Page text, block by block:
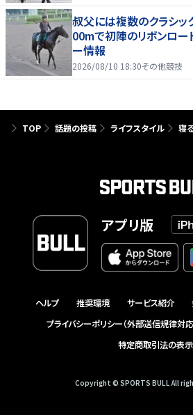
叔父には複数のクラシ
00mで初陣のリボンロー
ー情報
2026/08/10 18:30その他競技
TOP 話題の投稿 ライフスタイル 寝
アプリ版
ヘルプ 推奨環境 サービス紹介
プライバシーポリシー（外部送信規律対応
特定商取引法の表示
Copyright © SPORTS BULL All